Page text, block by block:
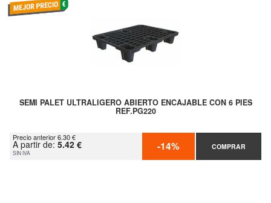
SEMI PALET ULTRALIGERO ABIERTO ENCAJABLE CON 6 PIES
REF.PG220
Precio anterior 6.30 €
A partir de: 5.42 €
SIN IVA -14% COMPRAR